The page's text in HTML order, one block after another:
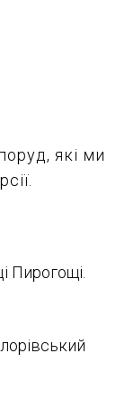
які ми
Пирогощі.